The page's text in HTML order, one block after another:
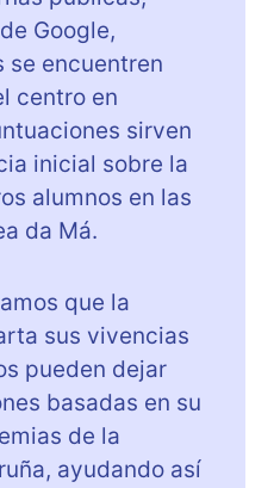
Google,
se encuentren
centro en
sirven
inicial sobre la
alumnos en las
da Má.
que la
sus vivencias
pueden dejar
basadas en su
de la
ayudando así